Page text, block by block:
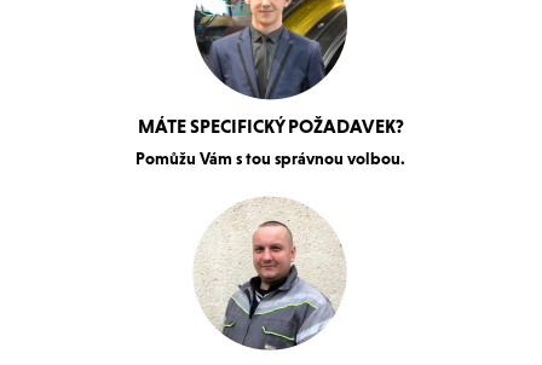
MÁTE SPECIFICKÝ POŽADAVEK?
Pomůžu Vám s tou správnou volbou.